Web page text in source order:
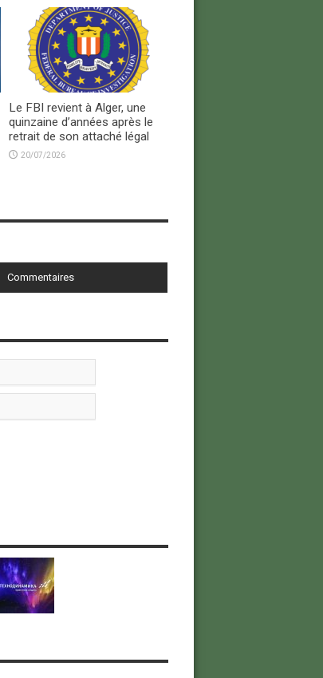
Le FBI revient à Alger, une
quinzaine d’années après le
retrait de son attaché légal
20/07/2026
Commentaires